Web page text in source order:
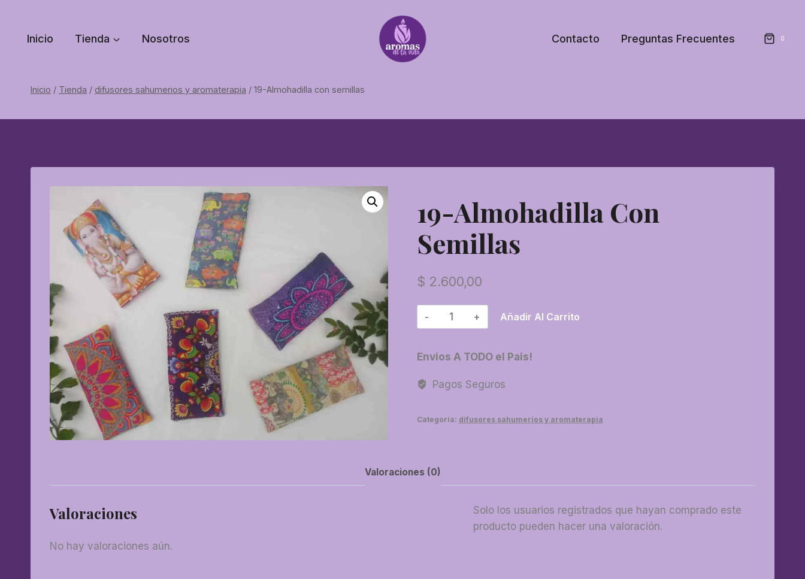
contenido
Inicio Tienda Nosotros Contacto Preguntas Frecuentes 0
Inicio / Tienda / difusores sahumerios y aromaterapia / 19-Almohadilla con semillas
19-Almohadilla Con
Semillas
$ 2.600,00
19-
Almohadilla
semillas
Añadir Al Carrito
Envios A TODO el Pais!
Pagos Seguros
Categoría: difusores sahumerios y aromaterapia
Valoraciones (0)
Valoraciones
No hay valoraciones aún.
Solo los usuarios registrados que hayan comprado este
producto pueden hacer una valoración.